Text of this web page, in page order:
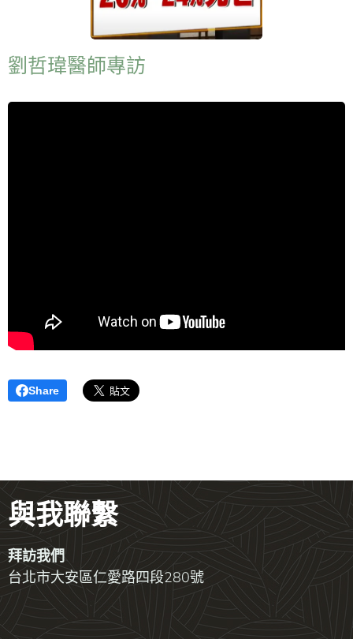
劉哲瑋醫師專訪
Share
與我聯繫
拜訪我們
台北市大安區仁愛路四段280號